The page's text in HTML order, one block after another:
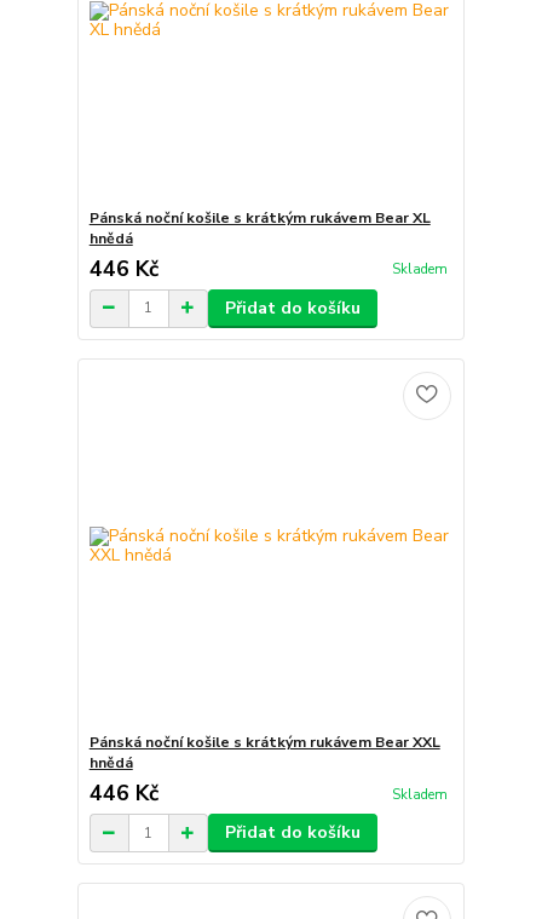
Pánská noční košile s krátkým rukávem Bear XL
hnědá
446 Kč Skladem
Přidat do košíku
Pánská noční košile s krátkým rukávem Bear XXL
hnědá
446 Kč Skladem
Přidat do košíku